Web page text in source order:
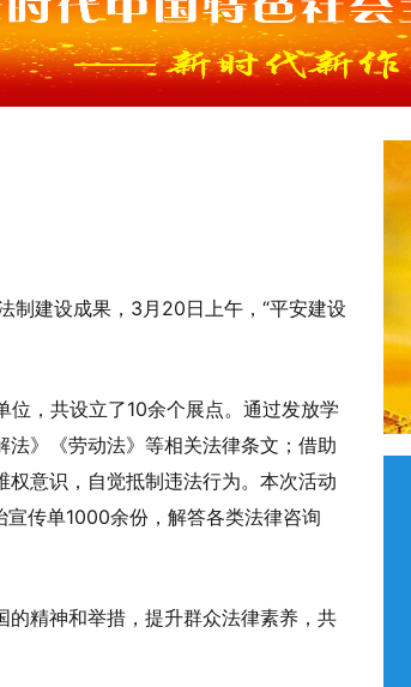
建设成果，3月20日上午，“平安建设
，共设立了10余个展点。通过发放学
》《劳动法》等相关法律条文；借助
意识，自觉抵制违法行为。本次活动
传单1000余份，解答各类法律咨询
精神和举措，提升群众法律素养，共